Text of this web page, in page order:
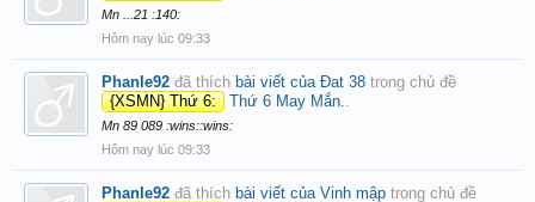
Mn ...21 :140:
Hôm nay lúc 09:33
Phanle92 đã thích bài viết của Đat 38 trong chủ đề
{XSMN} Thứ 6:
Thứ 6 May Mắn..
Mn 89 089 :wins::wins:
Hôm nay lúc 09:33
Phanle92 đã thích bài viết của Vinh mập trong chủ đề